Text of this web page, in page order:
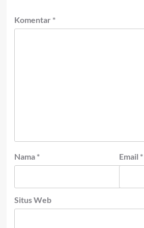
Komentar *
Nama * Email *
Situs Web